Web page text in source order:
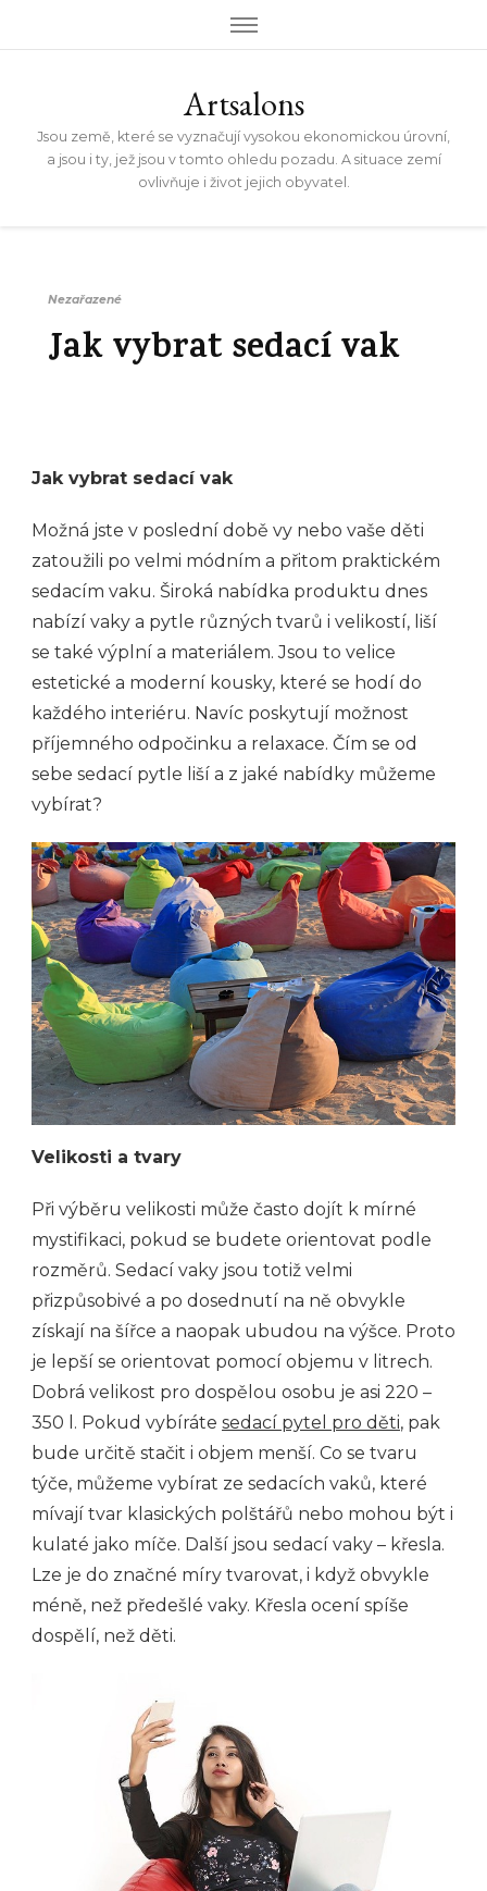
Artsalons
Jsou země, které se vyznačují vysokou ekonomickou úrovní,
a jsou i ty, jež jsou v tomto ohledu pozadu. A situace zemí
ovlivňuje i život jejich obyvatel.
Nezařazené
Jak vybrat sedací vak
Jak vybrat sedací vak
Možná jste v poslední době vy nebo vaše děti
zatoužili po velmi módním a přitom praktickém
sedacím vaku. Široká nabídka produktu dnes
nabízí vaky a pytle různých tvarů i velikostí, liší
se také výplní a materiálem. Jsou to velice
estetické a moderní kousky, které se hodí do
každého interiéru. Navíc poskytují možnost
příjemného odpočinku a relaxace. Čím se od
sebe sedací pytle liší a z jaké nabídky můžeme
vybírat?
Velikosti a tvary
Při výběru velikosti může často dojít k mírné
mystifikaci, pokud se budete orientovat podle
rozměrů. Sedací vaky jsou totiž velmi
přizpůsobivé a po dosednutí na ně obvykle
získají na šířce a naopak ubudou na výšce. Proto
je lepší se orientovat pomocí objemu v litrech.
Dobrá velikost pro dospělou osobu je asi 220 –
350 l. Pokud vybíráte sedací pytel pro děti, pak
bude určitě stačit i objem menší. Co se tvaru
týče, můžeme vybírat ze sedacích vaků, které
mívají tvar klasických polštářů nebo mohou být i
kulaté jako míče. Další jsou sedací vaky – křesla.
Lze je do značné míry tvarovat, i když obvykle
méně, než předešlé vaky. Křesla ocení spíše
dospělí, než děti.